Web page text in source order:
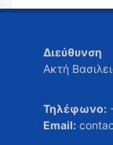
Διεύθυνση
Ακτή
Τηλέφωνο:
Email: